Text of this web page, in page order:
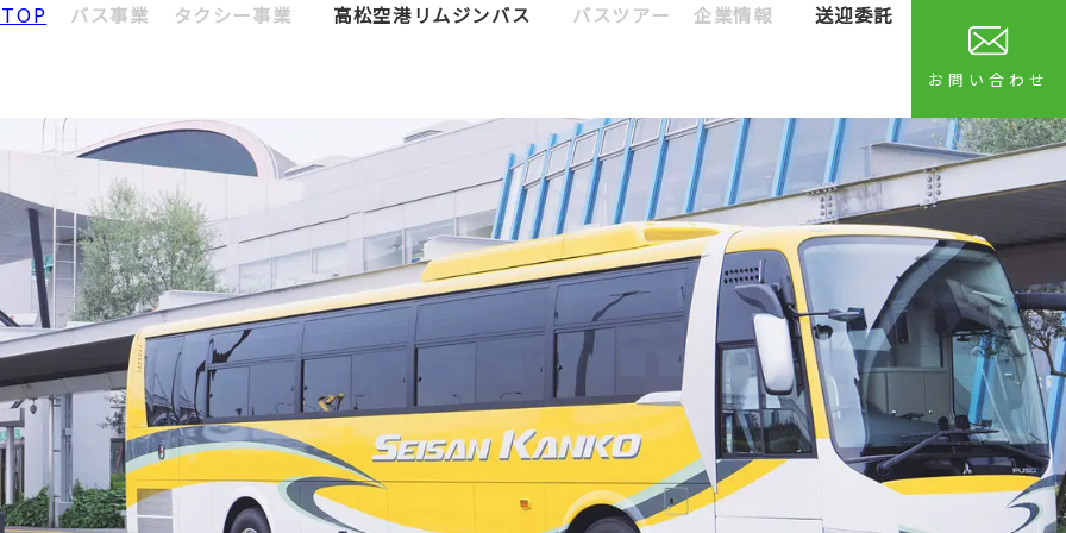
バス事業 タクシー事業 高松空港リムジンバス バスツアー 企業情報 送迎委託
お問い合わせ